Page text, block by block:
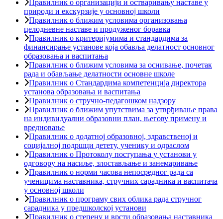
Правилник o организацији и остваривању наставе у
природи и екскурзије у основној школи
Правилник о ближим условима организовања
целодневне наставе и продуженог боравка
Правилник о критеријумима и стандардима за
финансирање установе која обавља делатност основног
образовања и васпитања
Правилник о ближим условима за оснивање, почетак
рада и обављање делатности основне школе
Правилник о Стандардима компетенција директора
установа образовања и васпитања
Правилник о стручно-педагошком надзору
Правилник о ближим упутствима за утврђивање права
на индивидуални образовни план, његову примену и
вредновање
Правилник о додатној образовној, здравственој и
социјалној подршци детету, ученику и одраслом
Правилник о Протоколу поступања у установи у
одговору на насиље, злостављање и занемаривање
Правилник о норми часова непосредног рада са
ученицима наставника, стручних сарадника и васпитача
у основној школи
Правилник о програму свих облика рада стручног
сарадника у предшколској установи
Правилник о степену и врсти образовања наставника